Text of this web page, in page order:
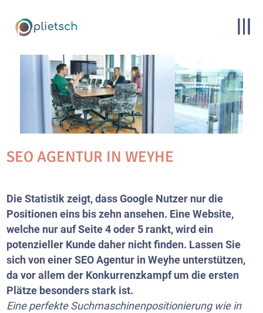
SEO AGENTUR IN WEYHE
Die Statistik zeigt, dass Google Nutzer nur die
Positionen eins bis zehn ansehen. Eine Website,
welche nur auf Seite 4 oder 5 rankt, wird ein
potenzieller Kunde daher nicht finden. Lassen Sie
sich von einer SEO Agentur in Weyhe unterstützen,
da vor allem der Konkurrenzkampf um die ersten
Plätze besonders stark ist.
Eine perfekte Suchmaschinenpositionierung wie in